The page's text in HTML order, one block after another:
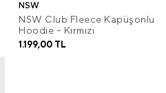
NSW
NSW Club Fleece Kapüşonlu
Hoodie – Kırmızı
1.199,00 TL